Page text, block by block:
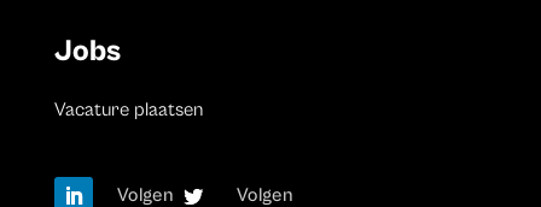
Jobs
Vacature plaatsen
Volgen Volgen